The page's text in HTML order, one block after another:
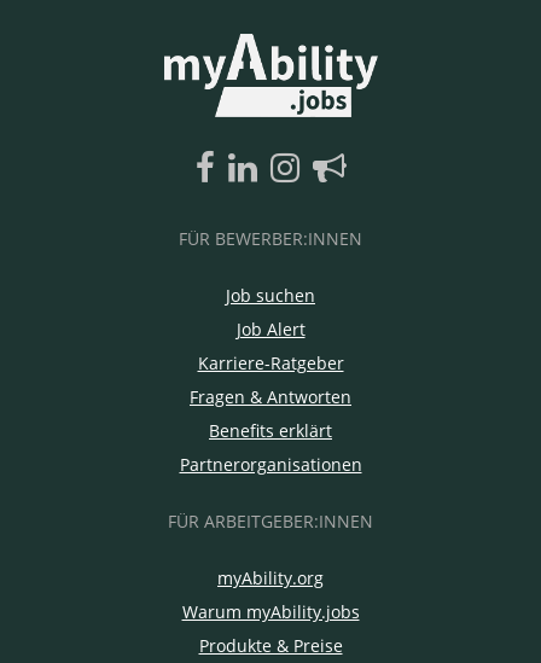
FÜR BEWERBER:INNEN
Job suchen
Job Alert
Karriere-Ratgeber
Fragen & Antworten
Benefits erklärt
Partnerorganisationen
FÜR ARBEITGEBER:INNEN
myAbility.org
Warum myAbility.jobs
Produkte & Preise